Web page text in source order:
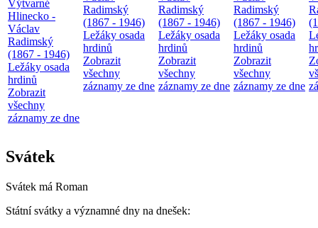
Výtvarné
Hlinecko -
Václav
Radimský
(1867 - 1946)
Ležáky osada
hrdinů
Zobrazit
všechny
záznamy ze dne
Radimský
(1867 - 1946)
Ležáky osada
hrdinů
Zobrazit
všechny
záznamy ze dne
Radimský
(1867 - 1946)
Ležáky osada
hrdinů
Zobrazit
všechny
záznamy ze dne
Radimský
(1867 - 1946)
Ležáky osada
hrdinů
Zobrazit
všechny
záznamy ze dne
Svátek
Svátek má Roman
Státní svátky a významné dny na dnešek: